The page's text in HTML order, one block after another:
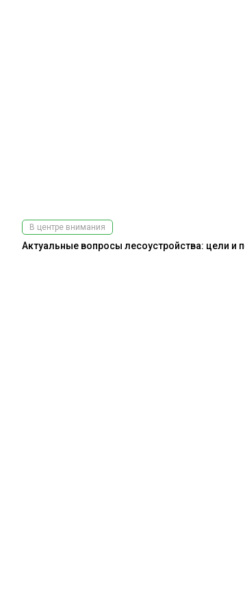
В центре внимания
Актуальные вопросы лесоустройства: цели и